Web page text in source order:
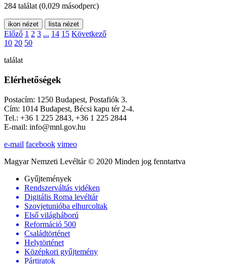
284 találat (0,029 másodperc)
ikon nézet lista nézet
Előző 1 2 3 ... 14 15 Következő
10 20 50
találat
Elérhetőségek
Postacím: 1250 Budapest, Postafiók 3.
Cím: 1014 Budapest, Bécsi kapu tér 2-4.
Tel.: +36 1 225 2843, +36 1 225 2844
E-mail: info@mnl.gov.hu
e-mail facebook vimeo
Magyar Nemzeti Levéltár © 2020 Minden jog fenntartva
Gyűjtemények
Rendszerváltás vidéken
Digitális Roma levéltár
Szovjetunióba elhurcoltak
Első világháború
Reformáció 500
Családtörténet
Helytörténet
Középkori gyűjtemény
Pártiratok